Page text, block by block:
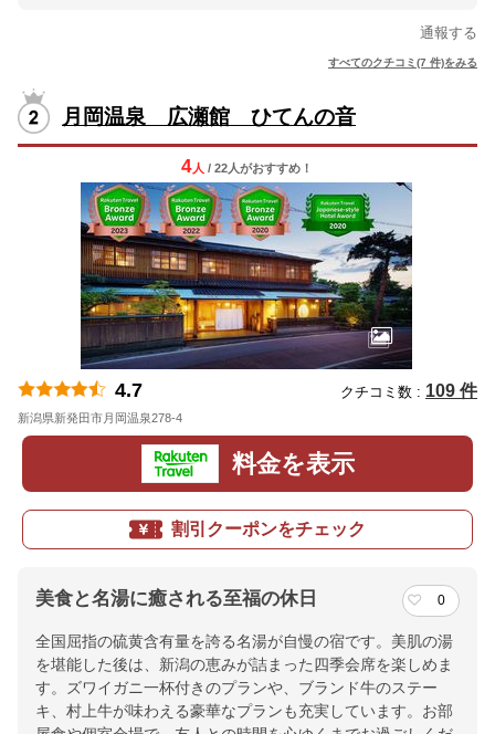
通報する
すべてのクチコミ(7 件)をみる
月岡温泉 広瀬館 ひてんの音
4人 / 22人がおすすめ！
4.7 クチコミ数 : 109 件
新潟県新発田市月岡温泉278-4
料金を表示
割引クーポンをチェック
美食と名湯に癒される至福の休日 0
全国屈指の硫黄含有量を誇る名湯が自慢の宿です。美肌の湯
を堪能した後は、新潟の恵みが詰まった四季会席を楽しめま
す。ズワイガニ一杯付きのプランや、ブランド牛のステー
キ、村上牛が味わえる豪華なプランも充実しています。お部